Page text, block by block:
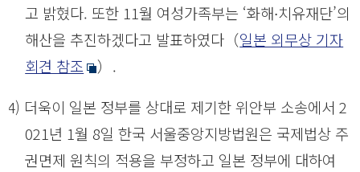
고 밝혔다. 또한 11월 여성가족부는 ‘화해∙치유재단’의
해산을 추진하겠다고 발표하였다（일본 외무상 기자
회견 참조
）.
(4) 더욱이 일본 정부를 상대로 제기한 위안부 소송에서 2
021년 1월 8일 한국 서울중앙지방법원은 국제법상 주
권면제 원칙의 적용을 부정하고 일본 정부에 대하여